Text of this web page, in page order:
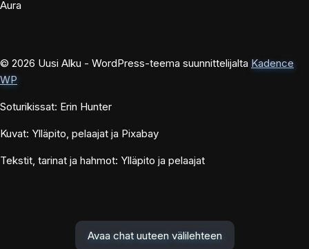
Aura
© 2026 Uusi Alku - WordPress-teema suunnittelijalta Kadence
WP
Soturikissat: Erin Hunter
Kuvat: Ylläpito, pelaajat ja Pixabay
Tekstit, tarinat ja hahmot: Ylläpito ja pelaajat
Avaa chat uuteen välilehteen